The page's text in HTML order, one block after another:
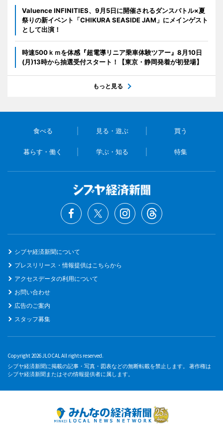
Valuence INFINITIES、9月5日に開催されるダンスバトル×夏
祭りの新イベント「CHIKURA SEASIDE JAM」にメインゲスト
として出演！
時速500ｋｍを体感『超電導リニア乗車体験ツアー』8月10日
(月)13時から抽選受付スタート！【東京・静岡発着が初登場】
もっと見る
食べる 見る・遊ぶ 買う
暮らす・働く 学ぶ・知る 特集
シブヤ経済新聞について
プレスリリース・情報提供はこちらから
アクセスデータの利用について
お問い合わせ
広告のご案内
スタッフ募集
Copyright 2026 JLOCAL All rights reserved.
シブヤ経済新聞に掲載の記事・写真・図表などの無断転載を禁止します。 著作権は
シブヤ経済新聞またはその情報提供者に属します。